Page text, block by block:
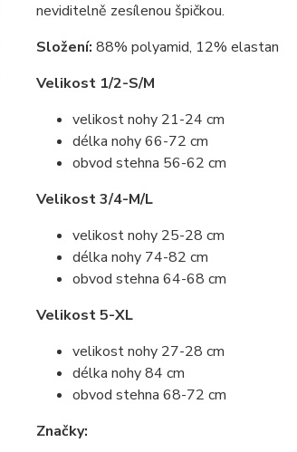
neviditelně zesílenou špičkou.
Složení: 88% polyamid, 12% elastan
Velikost 1/2-S/M
velikost nohy 21-24 cm
délka nohy 66-72 cm
obvod stehna 56-62 cm
Velikost 3/4-M/L
velikost nohy 25-28 cm
délka nohy 74-82 cm
obvod stehna 64-68 cm
Velikost 5-XL
velikost nohy 27-28 cm
délka nohy 84 cm
obvod stehna 68-72 cm
Značky: